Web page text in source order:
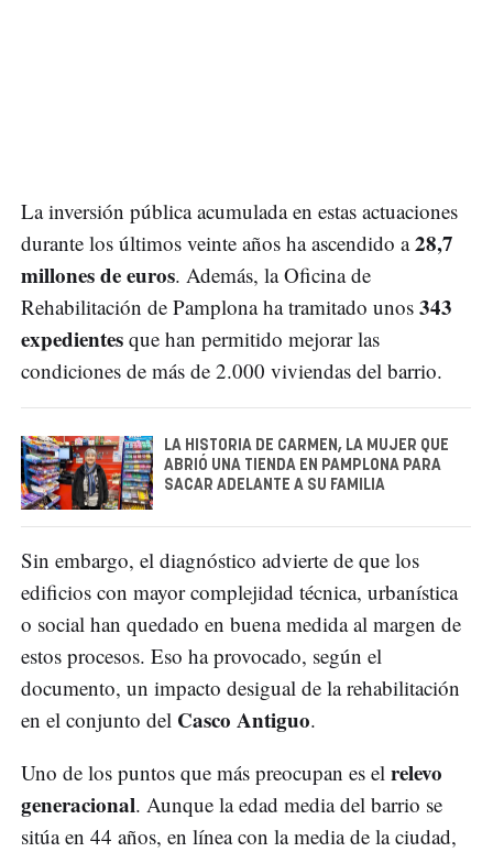
La inversión pública acumulada en estas actuaciones
durante los últimos veinte años ha ascendido a28,7
millones de euros. Además, la Oficina de
Rehabilitación de Pamplona ha tramitado unos 343
expedientes que han permitido mejorar las
condiciones de más de 2.000 viviendas del barrio.
LA HISTORIA DE CARMEN, LA MUJER QUE
ABRIÓ UNA TIENDA EN PAMPLONA PARA
SACAR ADELANTE A SU FAMILIA
Sin embargo, el diagnóstico advierte de que los
edificios con mayor complejidad técnica, urbanística
o social han quedado en buena medida al margen de
estos procesos. Eso ha provocado, según el
documento, un impacto desigual de la rehabilitación
en el conjunto del Casco Antiguo.
Uno de los puntos que más preocupan es el relevo
generacional. Aunque la edad media del barrio se
sitúa en 44 años, en línea con la media de la ciudad,